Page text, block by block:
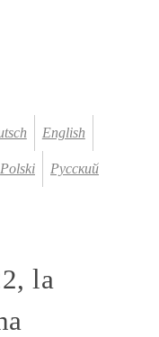
English
Polski Русский
la